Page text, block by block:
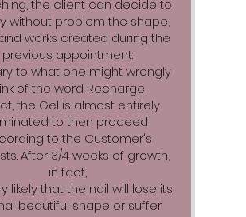
the client can decide to
without problem the shape,
works created during the
previous appointment:
to what one might wrongly
of the word Recharge,
the Gel is almost entirely
to then proceed
to the Customer's
After 3/4 weeks of growth,
in fact,
likely that the nail will lose its
beautiful shape or suffer